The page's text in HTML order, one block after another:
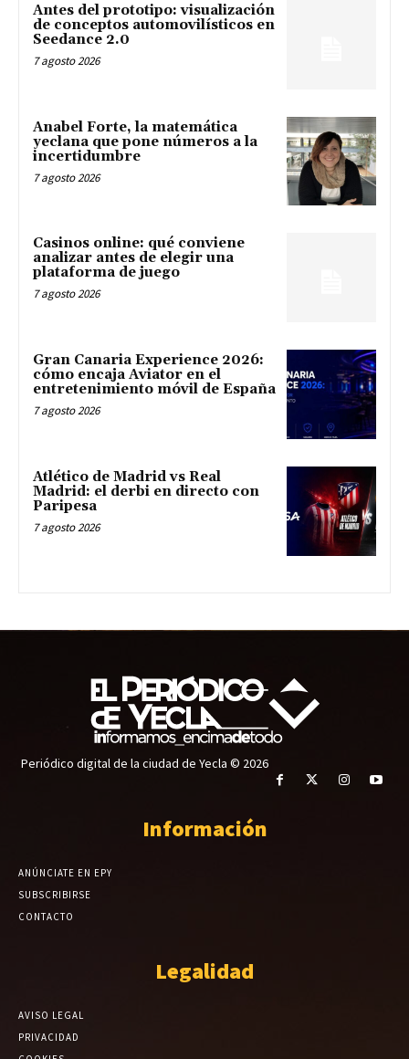
Antes del prototipo: visualización
de conceptos automovilísticos en
Seedance 2.0
7 agosto 2026
Anabel Forte, la matemática
yeclana que pone números a la
incertidumbre
7 agosto 2026
Casinos online: qué conviene
analizar antes de elegir una
plataforma de juego
7 agosto 2026
Gran Canaria Experience 2026:
cómo encaja Aviator en el
entretenimiento móvil de España
7 agosto 2026
Atlético de Madrid vs Real
Madrid: el derbi en directo con
Paripesa
7 agosto 2026
Periódico digital de la ciudad de Yecla © 2026
Información
ANÚNCIATE EN EPY
SUBSCRIBIRSE
CONTACTO
Legalidad
AVISO LEGAL
PRIVACIDAD